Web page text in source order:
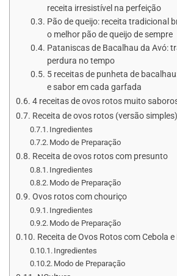
receita irresistível na perfeição
Pão de queijo: receita tradicional
o melhor pão de queijo de sempre
Pataniscas de Bacalhau da Avó:
perdura no tempo
5 receitas de punheta de
e sabor em cada garfada
4 receitas de ovos rotos muito
Receita de ovos rotos (versão simples)
Ingredientes
Modo de Preparação
Receita de ovos rotos com presunto
Ingredientes
Modo de Preparação
Ovos rotos com chouriço
Ingredientes
Modo de Preparação
Receita de Ovos Rotos com Cebola e
Ingredientes
Modo de Preparação